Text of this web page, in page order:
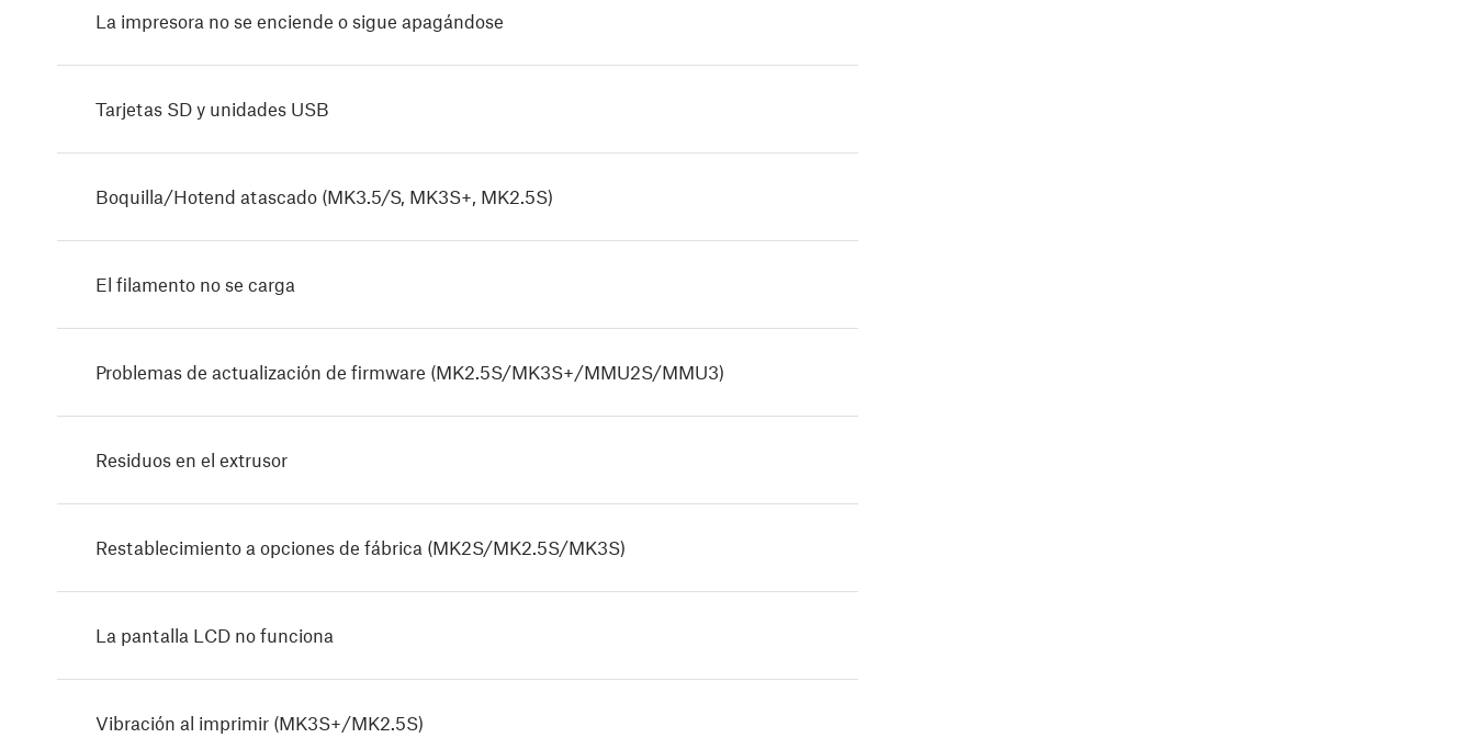
La impresora no se enciende o sigue apagándose
Tarjetas SD y unidades USB
Boquilla/Hotend atascado (MK3.5/S, MK3S+, MK2.5S)
El filamento no se carga
Problemas de actualización de firmware (MK2.5S/MK3S+/MMU2S/MMU3)
Residuos en el extrusor
Restablecimiento a opciones de fábrica (MK2S/MK2.5S/MK3S)
La pantalla LCD no funciona
Vibración al imprimir (MK3S+/MK2.5S)